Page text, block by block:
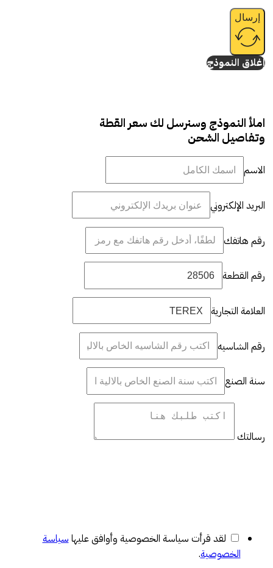
إرسال
إغلاق النموذج
املأ النموذج وسنرسل لك سعر القطة
وتفاصيل الشحن
الاسم
البريد الإلكتروني
رقم هاتفك
رقم القطعة
العلامة التجارية
رقم الشاسيه
سنة الصنع
رسالتك
لقد قرأت سياسة الخصوصية وأوافق عليها سياسة
الخصوصية.